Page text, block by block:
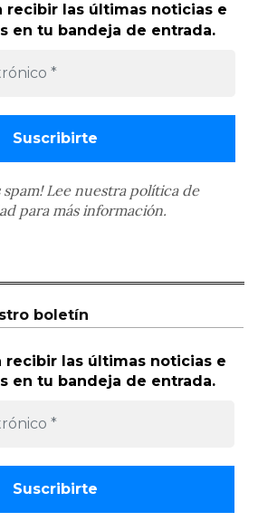
recibir las últimas noticias e
en tu bandeja de entrada.
spam! Lee nuestra política de
para más información.
boletín
recibir las últimas noticias e
en tu bandeja de entrada.